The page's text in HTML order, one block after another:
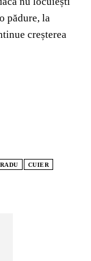
pădure, la
creșterea
CUIER